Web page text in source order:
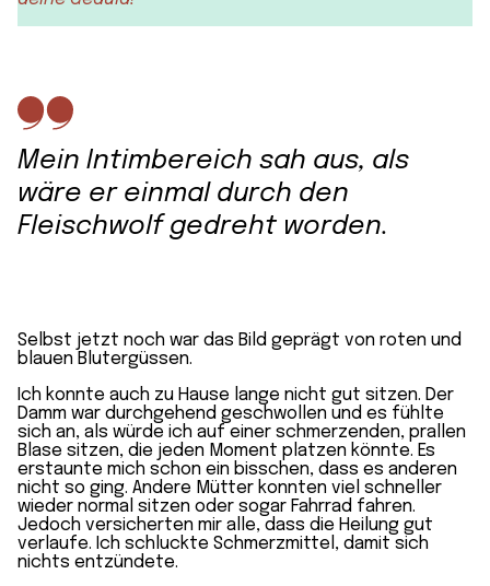
Mein Intimbereich sah aus, als
wäre er einmal durch den
Fleischwolf gedreht worden.
Selbst jetzt noch war das Bild geprägt von roten und
blauen Blutergüssen.
Ich konnte auch zu Hause lange nicht gut sitzen. Der
Damm war durchgehend geschwollen und es fühlte
sich an, als würde ich auf einer schmerzenden, prallen
Blase sitzen, die jeden Moment platzen könnte. Es
erstaunte mich schon ein bisschen, dass es anderen
nicht so ging. Andere Mütter konnten viel schneller
wieder normal sitzen oder sogar Fahrrad fahren.
Jedoch versicherten mir alle, dass die Heilung gut
verlaufe. Ich schluckte Schmerzmittel, damit sich
nichts entzündete.